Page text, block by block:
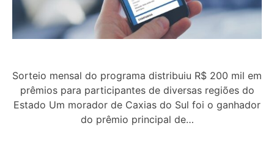
Sorteio mensal do programa distribuiu R$ 200 mil em
prêmios para participantes de diversas regiões do
Estado Um morador de Caxias do Sul foi o ganhador
do prêmio principal de…